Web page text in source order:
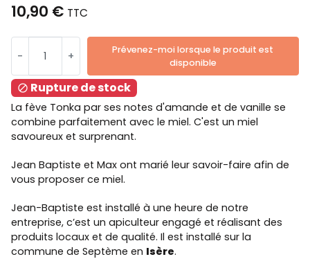
10,90 € TTC
- +
Prévenez-moi lorsque le produit est
disponible
 Rupture de stock
La fève Tonka par ses notes d'amande et de vanille se
combine parfaitement avec le miel. C'est un miel
savoureux et surprenant.
Jean Baptiste et Max ont marié leur savoir-faire afin de
vous proposer ce miel.
Jean-Baptiste est installé à une heure de notre
entreprise, c’est un apiculteur engagé et réalisant des
produits locaux et de qualité. Il est installé sur la
commune de Septème en Isère.